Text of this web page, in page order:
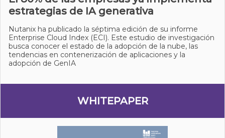
estrategias de IA generativa
Nutanix ha publicado la séptima edición de su informe
Enterprise Cloud Index (ECI). Este estudio de investigación
busca conocer el estado de la adopción de la nube, las
tendencias en contenerización de aplicaciones y la
adopción de GenIA
WHITEPAPER